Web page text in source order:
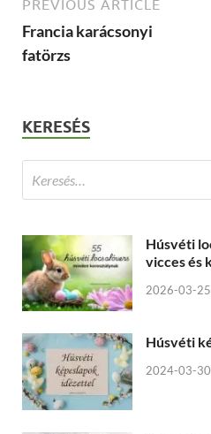
PREVIOUS ARTICLE
Francia karácsonyi
fatörzs
KERESÉS
Húsvéti
vicces és
2026-03-25
Húsvéti
2024-03-30